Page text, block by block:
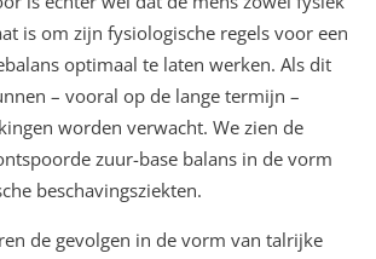
is om zijn fysiologische regels voor een
optimaal te laten werken. Als dit
– vooral op de lange termijn –
worden verwacht. We zien de
zuur-base balans in de vorm
beschavingsziekten.
de gevolgen in de vorm van talrijke